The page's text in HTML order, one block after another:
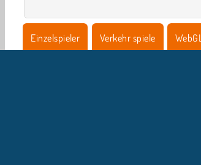
Einzelspieler Verkehr spiele WebGL